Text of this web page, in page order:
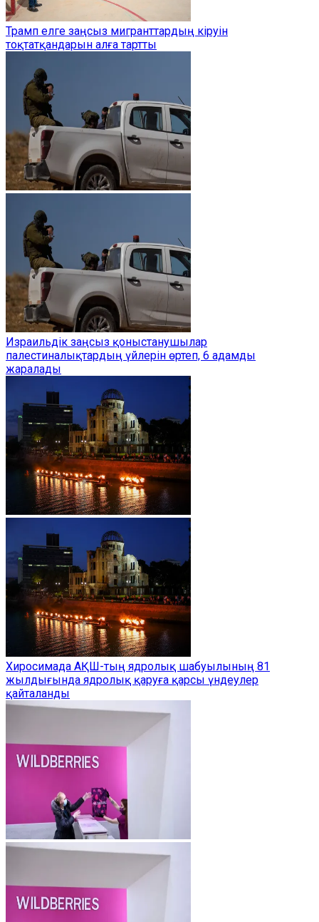
Трамп елге заңсыз мигранттардың кіруін
тоқтатқандарын алға тартты
Израильдік заңсыз қоныстанушылар
палестиналықтардың үйлерін өртеп, 6 адамды
жаралады
Хиросимада АҚШ-тың ядролық шабуылының 81
жылдығында ядролық қаруға қарсы үндеулер
қайталанды